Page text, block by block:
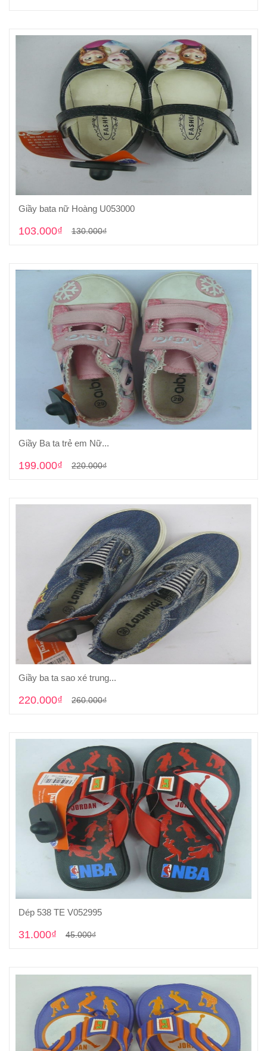
Cho vào giỏ hàng
Giầy bata nữ Hoàng U053000
103.000₫ 130.000₫
Cho vào giỏ hàng
Giầy Ba ta trẻ em Nữ...
199.000₫ 220.000₫
Cho vào giỏ hàng
Giầy ba ta sao xé trung...
220.000₫ 260.000₫
Cho vào giỏ hàng
Dép 538 TE V052995
31.000₫ 45.000₫